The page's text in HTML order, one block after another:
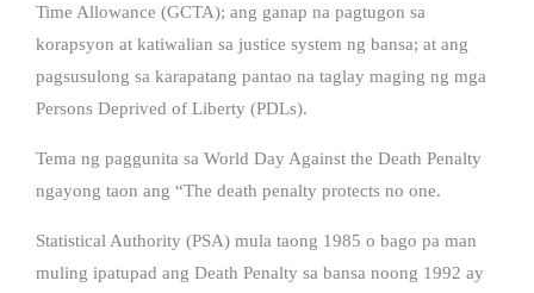
Time Allowance (GCTA); ang ganap na pagtugon sa
korapsyon at katiwalian sa justice system ng bansa; at ang
pagsusulong sa karapatang pantao na taglay maging ng mga
Persons Deprived of Liberty (PDLs).
Tema ng paggunita sa World Day Against the Death Penalty
ngayong taon ang “The death penalty protects no one.
Statistical Authority (PSA) mula taong 1985 o bago pa man
muling ipatupad ang Death Penalty sa bansa noong 1992 ay